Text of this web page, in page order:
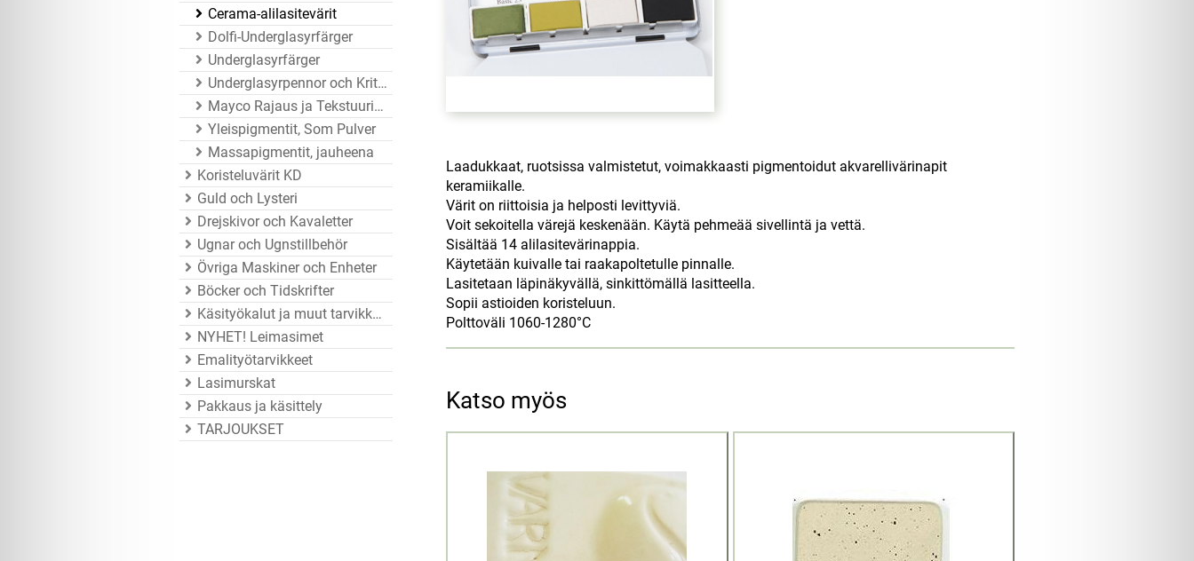
Cerama-alilasitevärit
Dolfi-Underglasyrfärger
Underglasyrfärger
Underglasyrpennor och Kritor
Mayco Rajaus ja Tekstuurivärit
Yleispigmentit, Som Pulver
Massapigmentit, jauheena
Koristeluvärit KD
Guld och Lysteri
Drejskivor och Kavaletter
Ugnar och Ugnstillbehör
Övriga Maskiner och Enheter
Böcker och Tidskrifter
Käsityökalut ja muut tarvikkeet
NYHET! Leimasimet
Emalityötarvikkeet
Lasimurskat
Pakkaus ja käsittely
TARJOUKSET
Laadukkaat, ruotsissa valmistetut, voimakkaasti pigmentoidut akvarellivärinapit
keramiikalle.
Värit on riittoisia ja helposti levittyviä.
Voit sekoitella värejä keskenään. Käytä pehmeää sivellintä ja vettä.
Sisältää 14 alilasitevärinappia.
Käytetään kuivalle tai raakapoltetulle pinnalle.
Lasitetaan läpinäkyvällä, sinkittömällä lasitteella.
Sopii astioiden koristeluun.
Polttoväli 1060-1280°C
Katso myös